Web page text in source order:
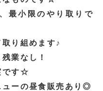
最小限のやり取りで
り組めます♪
業なし！
です☆
ーの昼食販売あり◎